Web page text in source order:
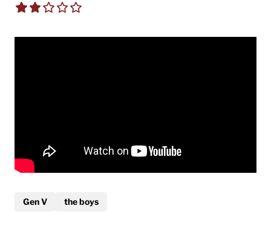
Gen V the boys